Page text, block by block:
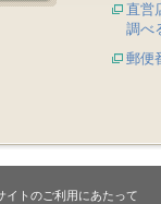
直営
調べ
郵便
イトのご利用にあたって